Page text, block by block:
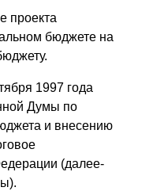
проекта
бюджете на
1997 года
Думы по
и внесению
(далее-